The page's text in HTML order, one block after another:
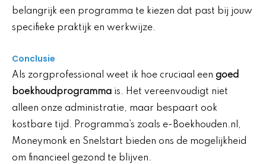
belangrijk een programma te kiezen dat past bij jouw
specifieke praktijk en werkwijze.
Conclusie
Als zorgprofessional weet ik hoe cruciaal een goed
boekhoudprogramma is. Het vereenvoudigt niet
alleen onze administratie, maar bespaart ook
kostbare tijd. Programma’s zoals e-Boekhouden.nl,
Moneymonk en Snelstart bieden ons de mogelijkheid
om financieel gezond te blijven.